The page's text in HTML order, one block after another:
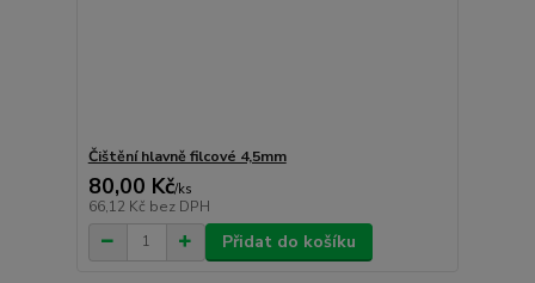
Čištění hlavně filcové 4,5mm
80,00 Kč/ks
66,12 Kč bez DPH
Přidat do košíku